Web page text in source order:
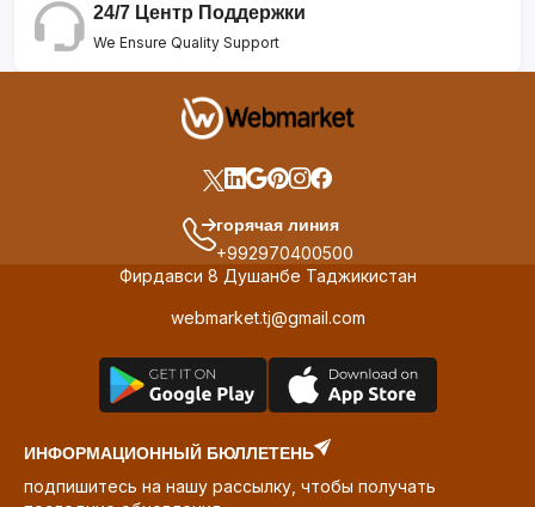
24/7 Центр Поддержки
We Ensure Quality Support
горячая линия
+992970400500
Фирдавси 8 Душанбе Таджикистан
webmarket.tj@gmail.com
ИНФОРМАЦИОННЫЙ БЮЛЛЕТЕНЬ
подпишитесь на нашу рассылку, чтобы получать